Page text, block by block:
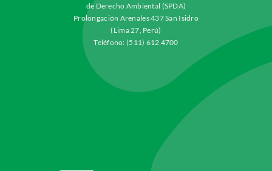
de Derecho Ambiental (SPDA)
Prolongación Arenales 437 San Isidro
(Lima 27, Perú)
Teléfono: (511) 612 4700